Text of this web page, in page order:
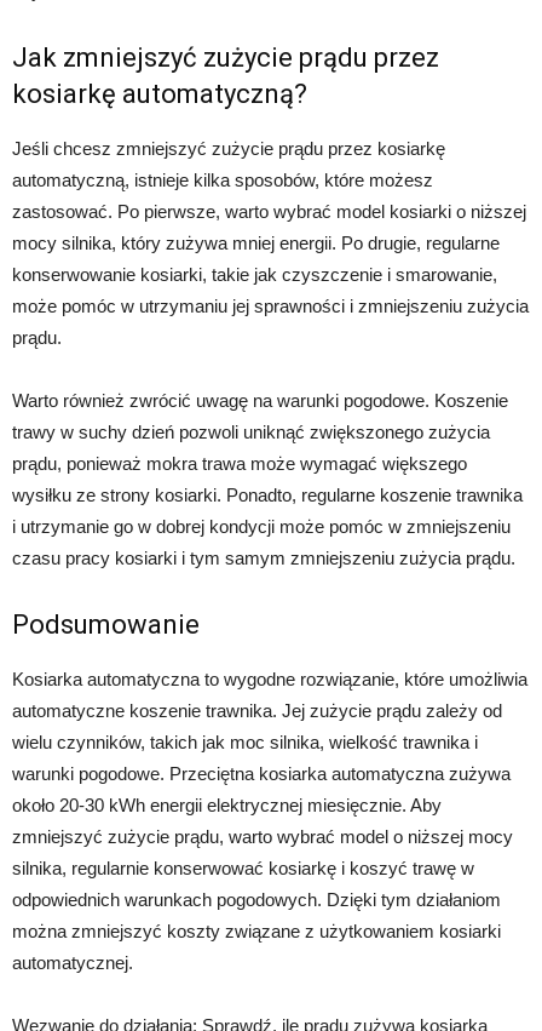
Jak zmniejszyć zużycie prądu przez
kosiarkę automatyczną?
Jeśli chcesz zmniejszyć zużycie prądu przez kosiarkę
automatyczną, istnieje kilka sposobów, które możesz
zastosować. Po pierwsze, warto wybrać model kosiarki o niższej
mocy silnika, który zużywa mniej energii. Po drugie, regularne
konserwowanie kosiarki, takie jak czyszczenie i smarowanie,
może pomóc w utrzymaniu jej sprawności i zmniejszeniu zużycia
prądu.
Warto również zwrócić uwagę na warunki pogodowe. Koszenie
trawy w suchy dzień pozwoli uniknąć zwiększonego zużycia
prądu, ponieważ mokra trawa może wymagać większego
wysiłku ze strony kosiarki. Ponadto, regularne koszenie trawnika
i utrzymanie go w dobrej kondycji może pomóc w zmniejszeniu
czasu pracy kosiarki i tym samym zmniejszeniu zużycia prądu.
Podsumowanie
Kosiarka automatyczna to wygodne rozwiązanie, które umożliwia
automatyczne koszenie trawnika. Jej zużycie prądu zależy od
wielu czynników, takich jak moc silnika, wielkość trawnika i
warunki pogodowe. Przeciętna kosiarka automatyczna zużywa
około 20-30 kWh energii elektrycznej miesięcznie. Aby
zmniejszyć zużycie prądu, warto wybrać model o niższej mocy
silnika, regularnie konserwować kosiarkę i koszyć trawę w
odpowiednich warunkach pogodowych. Dzięki tym działaniom
można zmniejszyć koszty związane z użytkowaniem kosiarki
automatycznej.
Wezwanie do działania: Sprawdź, ile prądu zużywa kosiarka